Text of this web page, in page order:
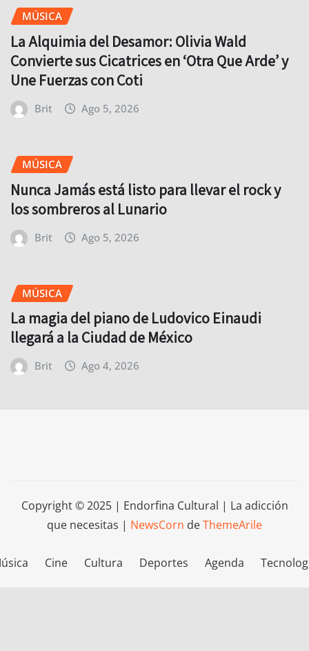
MÚSICA
La Alquimia del Desamor: Olivia Wald
Convierte sus Cicatrices en ‘Otra Que Arde’ y
Une Fuerzas con Coti
Brit Ago 5, 2026
MÚSICA
Nunca Jamás está listo para llevar el rock y
los sombreros al Lunario
Brit Ago 5, 2026
MÚSICA
La magia del piano de Ludovico Einaudi
llegará a la Ciudad de México
Brit Ago 4, 2026
Copyright © 2025 | Endorfina Cultural | La adicción
que necesitas | NewsCorn deThemeArile
Cine Cultura Deportes Agenda